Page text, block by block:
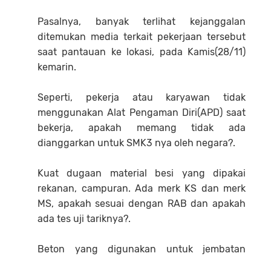
Pasalnya, banyak terlihat kejanggalan
ditemukan media terkait pekerjaan tersebut
saat pantauan ke lokasi, pada Kamis(28/11)
kemarin.
Seperti, pekerja atau karyawan tidak
menggunakan Alat Pengaman Diri(APD) saat
bekerja, apakah memang tidak ada
dianggarkan untuk SMK3 nya oleh negara?.
Kuat dugaan material besi yang dipakai
rekanan, campuran. Ada merk KS dan merk
MS, apakah sesuai dengan RAB dan apakah
ada tes uji tariknya?.
Beton yang digunakan untuk jembatan